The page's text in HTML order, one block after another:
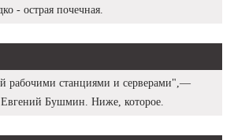
- острая почечная.
рабочими станциями и серверами",—
Евгений Бушмин. Ниже, которое.